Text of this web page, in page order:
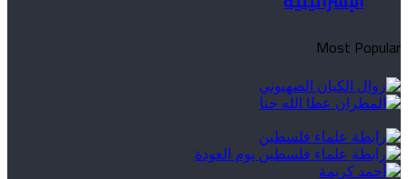
Most Popular